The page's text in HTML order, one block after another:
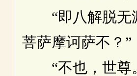
“即八解脱无
菩萨摩诃萨不？”
“不也，世尊